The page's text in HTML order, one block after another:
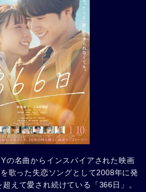
の名曲からインスパイアされた映画
歌った失恋ソングとして2008年に発
えて愛され続けている「366日」。